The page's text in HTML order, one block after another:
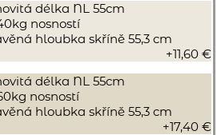
délka NL 55cm
nosností
hloubka skříně 55,3 cm
+11,60 €
délka NL 55cm
nosností
hloubka skříně 55,3 cm
+17,40 €